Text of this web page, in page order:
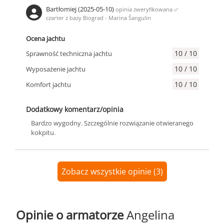
Bartłomiej (2025-05-10) opinia zweryfikowana ✅
czarter z bazy Biograd - Marina Šangulin
Ocena jachtu
Sprawność techniczna jachtu
10 / 10
Wyposażenie jachtu 10 / 10
Komfort jachtu 10 / 10
Dodatkowy komentarz/opinia
Bardzo wygodny. Szczególnie rozwiązanie otwieranego
kokpitu.
Zobacz wszystkie opinie (3)
Opinie o armatorzeAngelina